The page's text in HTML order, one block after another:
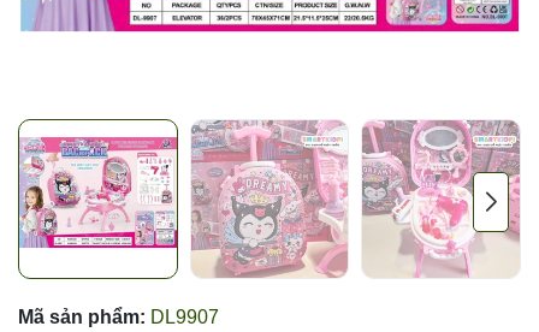
Mã sản phẩm: DL9907